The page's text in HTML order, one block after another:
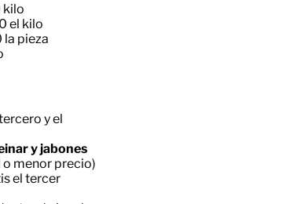
kilo
el kilo
pieza
y el
y jabones
menor precio)
el tercer